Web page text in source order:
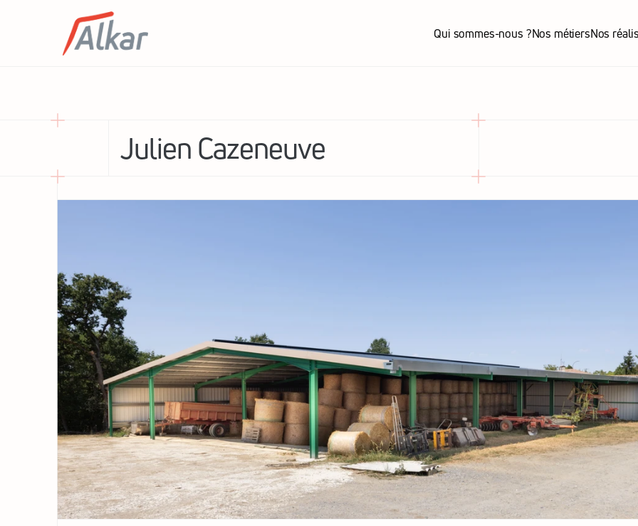
Qui sommes-nous ?Nos métiersNos
Julien Cazeneuve